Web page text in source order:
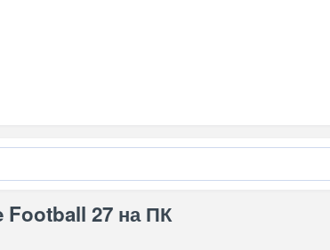
Football 27 на ПК